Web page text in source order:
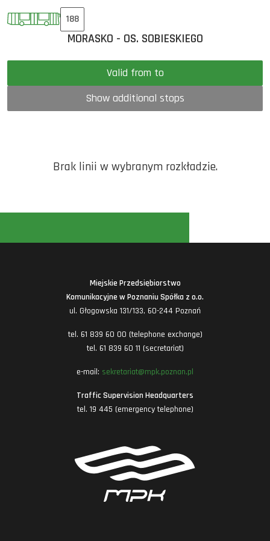
188
MORASKO - OS. SOBIESKIEGO
Valid from to
Show additional stops
Brak linii w wybranym rozkładzie.
Miejskie Przedsiębiorstwo
Komunikacyjne w Poznaniu Spółka z o.o.
ul. Głogowska 131/133, 60-244 Poznań
tel. 61 839 60 00 (telephone exchange)
tel. 61 839 60 11 (secretariat)
e-mail: sekretariat@mpk.poznan.pl
Traffic Supervision Headquarters
tel. 19 445 (emergency telephone)